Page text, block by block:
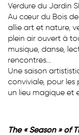
Verdure du Jardin
Au cœur du Bois
allie art et nature,
plein air ouvert à
musique, danse,
rencontres…
Une saison
conviviale, pour
un lieu magique et
The « Season » of